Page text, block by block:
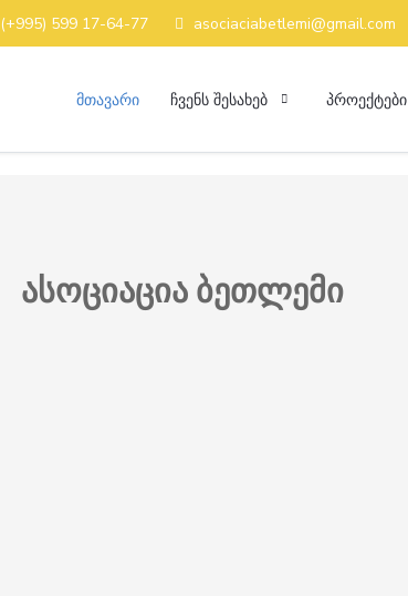
(+995) 599 17-64-77 asociaciabetlemi@gmail.com
ᲛᲗᲐᲕᲐᲠᲘ ᲩᲕᲔᲜᲡ ᲨᲔᲡᲐᲮᲔᲑ ᲞᲠᲝᲔᲥᲢᲔᲑᲘ
ასოციაცია ბეთლემი